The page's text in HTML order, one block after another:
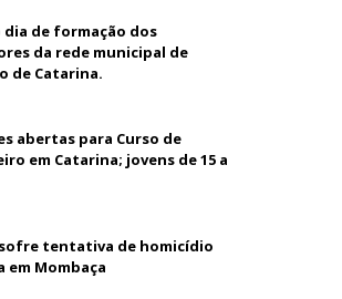
dia de formação dos
da rede municipal de
de Catarina.
abertas para Curso de
em Catarina; jovens de 15 a
tentativa de homicídio
em Mombaça